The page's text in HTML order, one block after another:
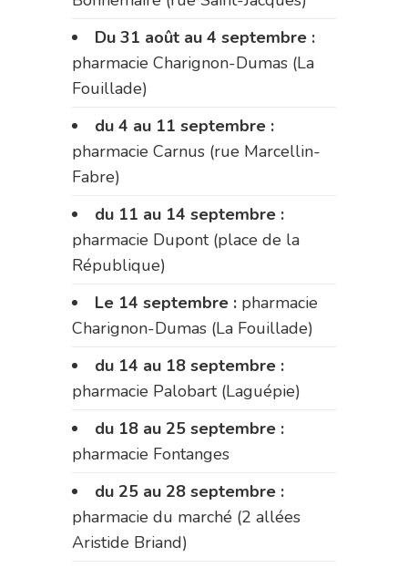
Du 31 août au 4 septembre :
pharmacie Charignon-Dumas (La
Fouillade)
du 4 au 11 septembre :
pharmacie Carnus (rue Marcellin-
Fabre)
du 11 au 14 septembre :
pharmacie Dupont (place de la
République)
Le 14 septembre : pharmacie
Charignon-Dumas (La Fouillade)
du 14 au 18 septembre :
pharmacie Palobart (Laguépie)
du 18 au 25 septembre :
pharmacie Fontanges
du 25 au 28 septembre :
pharmacie du marché (2 allées
Aristide Briand)